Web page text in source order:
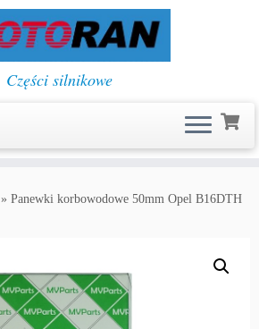
Części silnikowe
» Panewki korbowodowe 50mm Opel B16DTH